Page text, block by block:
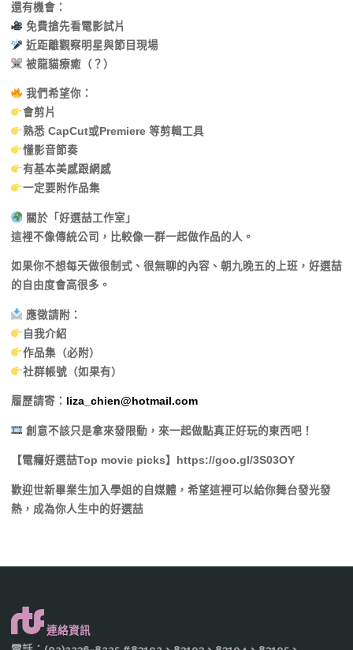
還有機會：
免費搶先看電影試片
近距離觀察明星與節目現場
被龍貓療癒（？）
我們希望你：
會剪片
熟悉 CapCut或Premiere 等剪輯工具
懂影音節奏
有基本美感跟網感
一定要附作品集
關於「好選喆工作室」
這裡不像傳統公司，比較像一群一起做作品的人。
如果你不想每天做很制式、很無聊的內容、朝九晚五的上班，好選喆
的自由度會高很多。
應徵請附：
自我介紹
作品集（必附）
社群帳號（如果有）
履歷請寄： liza_chien@hotmail.com
創意不該只是拿來發限動，來一起做點真正好玩的東西吧！
【電癮好選喆Top movie picks】https://goo.gl/3S03OY
歡迎世新畢業生加入學姐的自媒體，希望這裡可以給你舞台發光發
熱，成為你人生中的好選喆
連絡資訊